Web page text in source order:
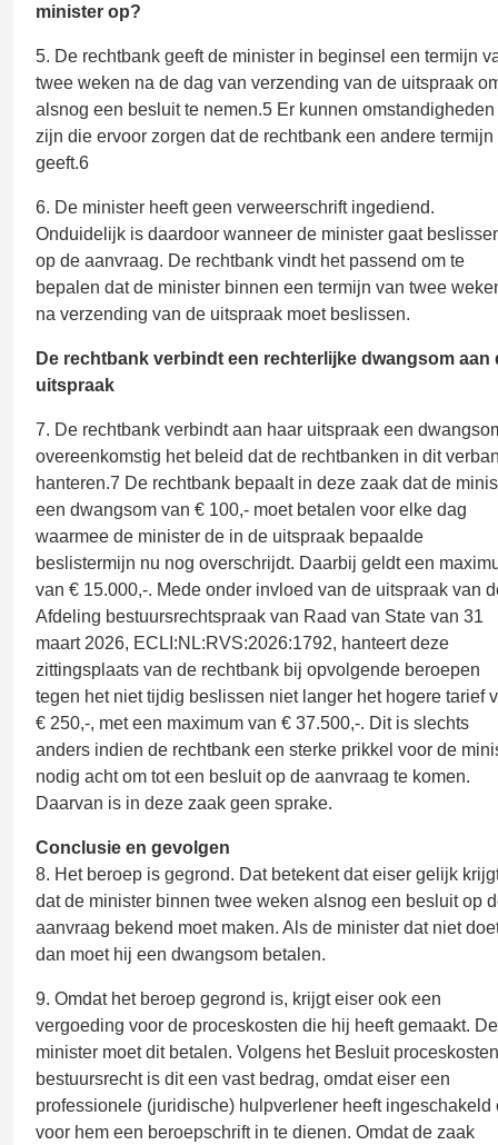
minister op?
5. De rechtbank geeft de minister in beginsel een termijn
twee weken na de dag van verzending van de uitspraak
alsnog een besluit te nemen.5 Er kunnen omstandigheden
zijn die ervoor zorgen dat de rechtbank een andere termijn
geeft.6
6. De minister heeft geen verweerschrift ingediend.
Onduidelijk is daardoor wanneer de minister gaat
op de aanvraag. De rechtbank vindt het passend om te
bepalen dat de minister binnen een termijn van twee
na verzending van de uitspraak moet beslissen.
De rechtbank verbindt een rechterlijke dwangsom aan
uitspraak
7. De rechtbank verbindt aan haar uitspraak een
overeenkomstig het beleid dat de rechtbanken in dit
hanteren.7 De rechtbank bepaalt in deze zaak dat de
een dwangsom van € 100,- moet betalen voor elke dag
waarmee de minister de in de uitspraak bepaalde
beslistermijn nu nog overschrijdt. Daarbij geldt een
van € 15.000,-. Mede onder invloed van de uitspraak van
Afdeling bestuursrechtspraak van Raad van State van 31
maart 2026, ECLI:NL:RVS:2026:1792, hanteert deze
zittingsplaats van de rechtbank bij opvolgende beroepen
tegen het niet tijdig beslissen niet langer het hogere tarief
€ 250,-, met een maximum van € 37.500,-. Dit is slechts
anders indien de rechtbank een sterke prikkel voor de
nodig acht om tot een besluit op de aanvraag te komen.
Daarvan is in deze zaak geen sprake.
Conclusie en gevolgen
8. Het beroep is gegrond. Dat betekent dat eiser gelijk
dat de minister binnen twee weken alsnog een besluit op
aanvraag bekend moet maken. Als de minister dat niet
dan moet hij een dwangsom betalen.
9. Omdat het beroep gegrond is, krijgt eiser ook een
vergoeding voor de proceskosten die hij heeft gemaakt. De
minister moet dit betalen. Volgens het Besluit proceskosten
bestuursrecht is dit een vast bedrag, omdat eiser een
professionele (juridische) hulpverlener heeft ingeschakeld
voor hem een beroepschrift in te dienen. Omdat de zaak